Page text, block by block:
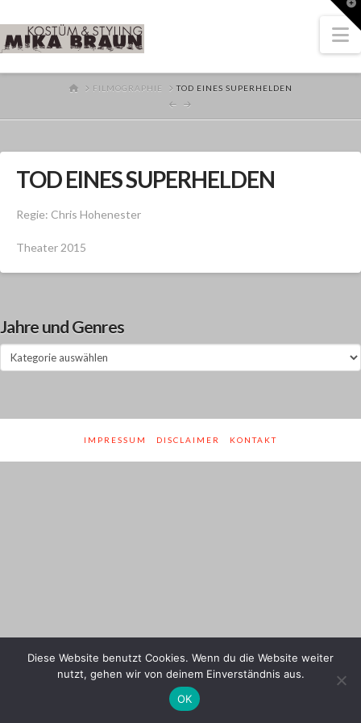
HOMEFILMOGRAPHIE TOD EINES SUPERHELDEN
TOD EINES SUPERHELDEN
Regie: Chris Hohenester
Theater 2015
Jahre und Genres
Jahre
und
IMPRESSUM DISCLAIMER KONTAKT
Diese Website benutzt Cookies. Wenn du die Website weiter
nutzt, gehen wir von deinem Einverständnis aus.
OK